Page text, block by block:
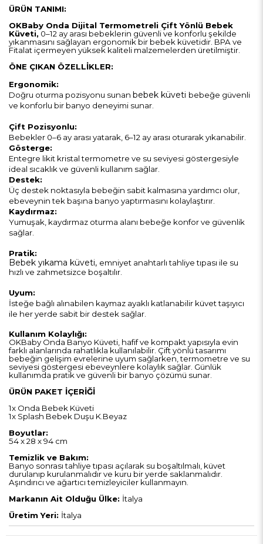
ÜRÜN TANIMI:
OKBaby Onda Dijital Termometreli Çift Yönlü Bebek
Küveti, 0–12 ay arası bebeklerin güvenli ve konforlu şekilde
yıkanmasını sağlayan ergonomik bir bebek küvetidir. BPA ve
Fitalat içermeyen yüksek kaliteli malzemelerden üretilmiştir.
ÖNE ÇIKAN ÖZELLİKLER:
Ergonomik:
Doğru oturma pozisyonu sunan bebek küveti bebeğe güvenli
ve konforlu bir banyo deneyimi sunar.
Çift Pozisyonlu:
Bebekler 0–6 ay arası yatarak, 6–12 ay arası oturarak yıkanabilir.
Gösterge:
Entegre likit kristal termometre ve su seviyesi göstergesiyle
ideal sıcaklık ve güvenli kullanım sağlar.
Destek:
Üç destek noktasıyla bebeğin sabit kalmasına yardımcı olur,
ebeveynin tek başına banyo yaptırmasını kolaylaştırır.
Kaydırmaz:
Yumuşak, kaydırmaz oturma alanı bebeğe konfor ve güvenlik
sağlar.
Pratik:
Bebek yıkama küveti, emniyet anahtarlı tahliye tıpası ile su
hızlı ve zahmetsizce boşaltılır.
Uyum:
İsteğe bağlı alınabilen kaymaz ayaklı katlanabilir küvet taşıyıcı
ile her yerde sabit bir destek sağlar.
Kullanım Kolaylığı:
OKBaby Onda Banyo Küveti, hafif ve kompakt yapısıyla evin
farklı alanlarında rahatlıkla kullanılabilir. Çift yönlü tasarımı
bebeğin gelişim evrelerine uyum sağlarken, termometre ve su
seviyesi göstergesi ebeveynlere kolaylık sağlar. Günlük
kullanımda pratik ve güvenli bir banyo çözümü sunar.
ÜRÜN PAKET İÇERİĞİ
1x Onda Bebek Küveti
1x Splash Bebek Duşu K.Beyaz
Boyutlar:
54 x 28 x 94 cm
Temizlik ve Bakım:
Banyo sonrası tahliye tıpası açılarak su boşaltılmalı, küvet
durulanıp kurulanmalıdır ve kuru bir yerde saklanmalıdır.
Aşındırıcı ve ağartıcı temizleyiciler kullanmayın.
Markanın Ait Olduğu Ülke: İtalya
Üretim Yeri: İtalya